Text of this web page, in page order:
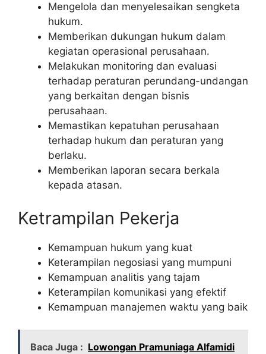
Mengelola dan menyelesaikan sengketa
hukum.
Memberikan dukungan hukum dalam
kegiatan operasional perusahaan.
Melakukan monitoring dan evaluasi
terhadap peraturan perundang-undangan
yang berkaitan dengan bisnis
perusahaan.
Memastikan kepatuhan perusahaan
terhadap hukum dan peraturan yang
berlaku.
Memberikan laporan secara berkala
kepada atasan.
Ketrampilan Pekerja
Kemampuan hukum yang kuat
Keterampilan negosiasi yang mumpuni
Kemampuan analitis yang tajam
Keterampilan komunikasi yang efektif
Kemampuan manajemen waktu yang baik
Baca Juga : Lowongan Pramuniaga Alfamidi